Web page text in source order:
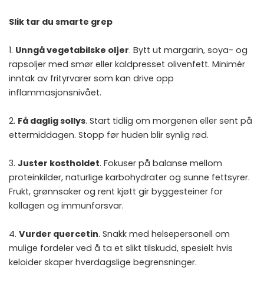
Slik tar du smarte grep
1. Unngå vegetabilske oljer. Bytt ut margarin, soya- og
rapsoljer med smør eller kaldpresset olivenfett. Minimér
inntak av frityrvarer som kan drive opp
inflammasjonsnivået.
2. Få daglig sollys. Start tidlig om morgenen eller sent på
ettermiddagen. Stopp før huden blir synlig rød.
3. Juster kostholdet. Fokuser på balanse mellom
proteinkilder, naturlige karbohydrater og sunne fettsyrer.
Frukt, grønnsaker og rent kjøtt gir byggesteiner for
kollagen og immunforsvar.
4. Vurder quercetin. Snakk med helsepersonell om
mulige fordeler ved å ta et slikt tilskudd, spesielt hvis
keloider skaper hverdagslige begrensninger.